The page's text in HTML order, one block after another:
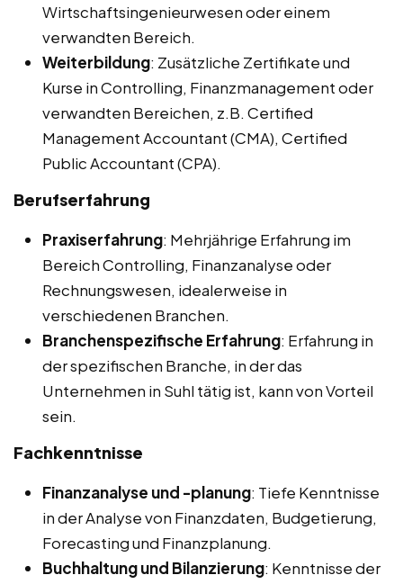
Wirtschaftsingenieurwesen oder einem
verwandten Bereich.
Weiterbildung: Zusätzliche Zertifikate und
Kurse in Controlling, Finanzmanagement oder
verwandten Bereichen, z.B. Certified
Management Accountant (CMA), Certified
Public Accountant (CPA).
Berufserfahrung
Praxiserfahrung: Mehrjährige Erfahrung im
Bereich Controlling, Finanzanalyse oder
Rechnungswesen, idealerweise in
verschiedenen Branchen.
Branchenspezifische Erfahrung: Erfahrung in
der spezifischen Branche, in der das
Unternehmen in Suhl tätig ist, kann von Vorteil
sein.
Fachkenntnisse
Finanzanalyse und -planung: Tiefe Kenntnisse
in der Analyse von Finanzdaten, Budgetierung,
Forecasting und Finanzplanung.
Buchhaltung und Bilanzierung: Kenntnisse der